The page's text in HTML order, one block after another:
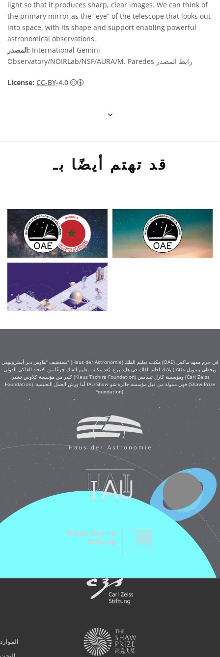
light so that it produces sharp, clear images. We can think of
the primary mirror as the “eye” of the telescope that looks out
into space, with its shape and support enabling powerful
astronomical observations.
المصدر: International Gemini
Observatory/NOIRLab/NSF/AURA/M. Paredes رابط المصدر
License: CC-BY-4.0
قد تهتم أيضًا بـ
يستضيف "هاوس دير أسترونومي" (Haus der Astronomie) مكتب تعليم الفلك (OAE) في حرم معهد ماكس
بلانك لعلم الفلك في هايدلبرغ. يُعد مكتب تعليم الفلك جزءًا من الاتحاد الفلكي الدولي (IAU)، ويحظى بتمويل
كبير من مؤسسة كلاوس تشيرا (Klaus Tschira Foundation) ومؤسسة كارل تسايس (Carl Zeiss
Foundation). أما ورش العمل التعليمية IAU-Shaw فهي ممولة من قبل مؤسسة جائزة شو (Shaw Prize
Foundation).
الموارد
البحث